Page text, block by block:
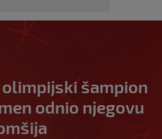
šampion
odnio njegovu